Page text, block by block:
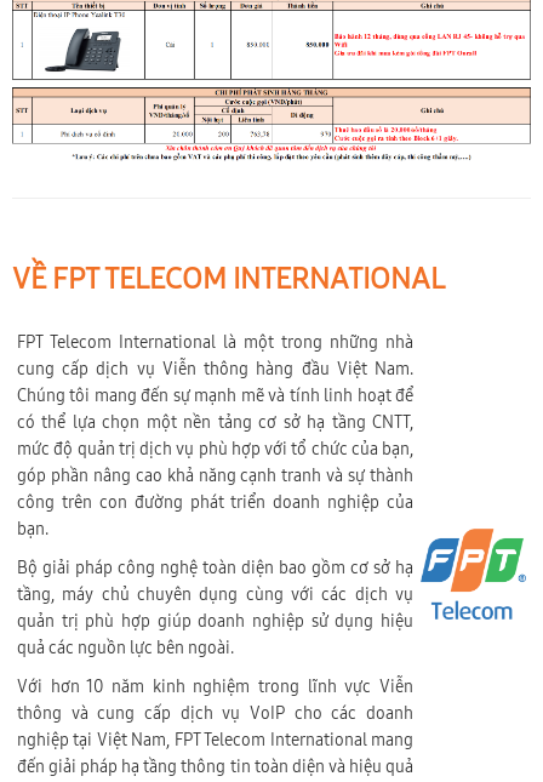
VỀ FPT TELECOM INTERNATIONAL
FPT Telecom International là một trong những nhà
cung cấp dịch vụ Viễn thông hàng đầu Việt Nam.
Chúng tôi mang đến sự mạnh mẽ và tính linh hoạt để
có thể lựa chọn một nền tảng cơ sở hạ tầng CNTT,
mức độ quản trị dịch vụ phù hợp với tổ chức của bạn,
góp phần nâng cao khả năng cạnh tranh và sự thành
công trên con đường phát triển doanh nghiệp của
bạn.
Bộ giải pháp công nghệ toàn diện bao gồm cơ sở hạ
tầng, máy chủ chuyên dụng cùng với các dịch vụ
quản trị phù hợp giúp doanh nghiệp sử dụng hiệu
quả các nguồn lực bên ngoài.
Với hơn 10 năm kinh nghiệm trong lĩnh vực Viễn
thông và cung cấp dịch vụ VoIP cho các doanh
nghiệp tại Việt Nam, FPT Telecom International mang
đến giải pháp hạ tầng thông tin toàn diện và hiệu quả